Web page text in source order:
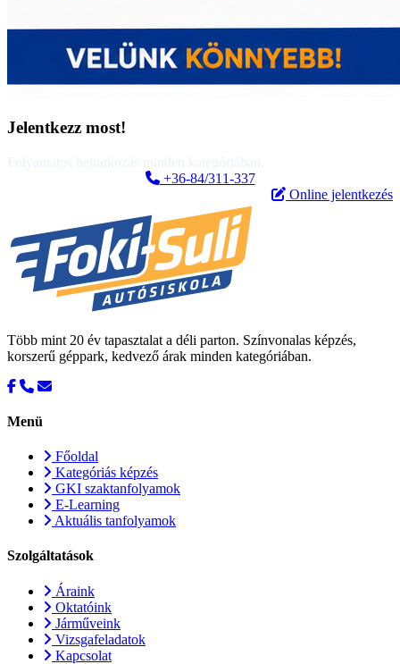
Jelentkezz most!
+36-84/311-337
Online jelentkezés
Több mint 20 év tapasztalat a déli parton. Színvonalas képzés,
korszerű géppark, kedvező árak minden kategóriában.
Menü
Főoldal
Kategóriás képzés
GKI szaktanfolyamok
E-Learning
Aktuális tanfolyamok
Szolgáltatások
Áraink
Oktatóink
Járműveink
Vizsgafeladatok
Kapcsolat